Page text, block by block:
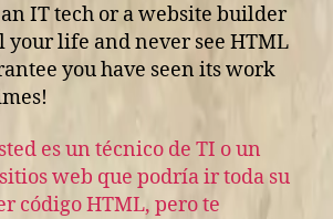
IT tech or a website builder
your life and never see HTML
you have seen its work
es un técnico de TI o un
web que podría ir toda su
código HTML, pero te